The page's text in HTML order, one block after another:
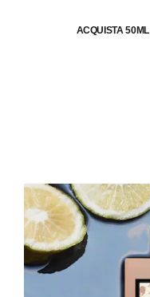
ACQUISTA 50ML